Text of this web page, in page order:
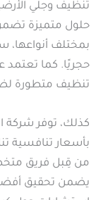
تنظيف وجلي
حلول متميزة
بمختلف أنواعها،
حجريًا. كما تعتمد
تنظيف متطورة
كذلك، توفر شركة
بأسعار تنافسية
من قِبل فريق
يضمن تحقيق أفضل